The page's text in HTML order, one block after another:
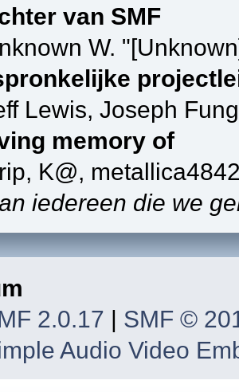
van SMF
W.
Lewis, Joseph
memory of
K@,
iedereen die we
2.0.17 | SMF ©
Audio Video